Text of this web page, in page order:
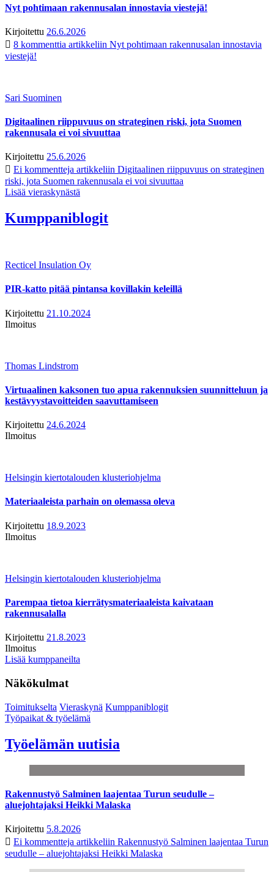
Nyt pohtimaan rakennusalan innostavia viestejä!
Kirjoitettu 26.6.2026
8 kommenttia artikkeliin Nyt pohtimaan rakennusalan innostavia
viestejä!
Sari Suominen
Digitaalinen riippuvuus on strateginen riski, jota Suomen
rakennusala ei voi sivuuttaa
Kirjoitettu 25.6.2026
Ei kommentteja artikkeliin Digitaalinen riippuvuus on strateginen
riski, jota Suomen rakennusala ei voi sivuuttaa
Lisää vieraskynästä
Kumppaniblogit
Recticel Insulation Oy
PIR-katto pitää pintansa kovillakin keleillä
Kirjoitettu 21.10.2024
Ilmoitus
Thomas Lindstrom
Virtuaalinen kaksonen tuo apua rakennuksien suunnitteluun ja
kestävyystavoitteiden saavuttamiseen
Kirjoitettu 24.6.2024
Ilmoitus
Helsingin kiertotalouden klusteriohjelma
Materiaaleista parhain on olemassa oleva
Kirjoitettu 18.9.2023
Ilmoitus
Helsingin kiertotalouden klusteriohjelma
Parempaa tietoa kierrätysmateriaaleista kaivataan
rakennusalalla
Kirjoitettu 21.8.2023
Ilmoitus
Lisää kumppaneilta
Näkökulmat
Toimitukselta Vieraskynä Kumppaniblogit
Työpaikat & työelämä
Työelämän uutisia
Rakennustyö Salminen laajentaa Turun seudulle –
aluejohtajaksi Heikki Malaska
Kirjoitettu 5.8.2026
Ei kommentteja artikkeliin Rakennustyö Salminen laajentaa Turun
seudulle – aluejohtajaksi Heikki Malaska